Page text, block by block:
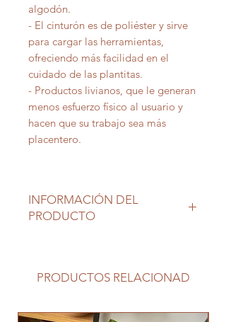
algodón.
- El cinturón es de poliéster y sirve
para cargar las herramientas,
ofreciendo más facilidad en el
cuidado de las plantitas.
- Productos livianos, que le generan
menos esfuerzo físico al usuario y
hacen que su trabajo sea más
placentero.
INFORMACIÓN DEL
PRODUCTO
riegos.
PRODUCTOS RELACIONAD